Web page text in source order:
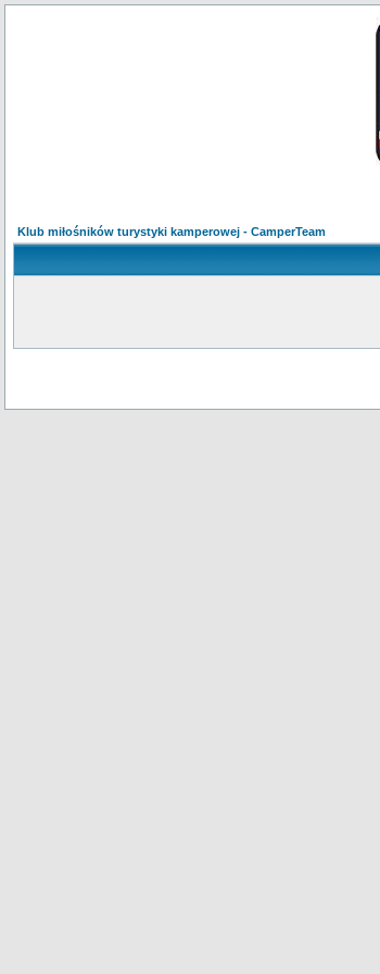
Klub miłośników turystyki kamperowej - CamperTeam